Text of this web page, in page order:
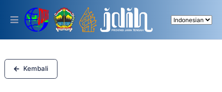
This
includes
accessibility
system.
Kembali